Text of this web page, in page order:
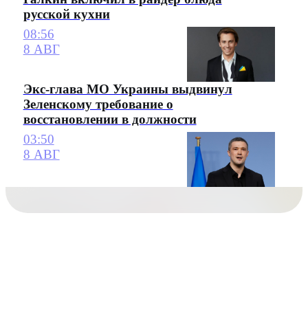
русской кухни
08:56
8 АВГ
Экс-глава МО Украины выдвинул
Зеленскому требование о
восстановлении в должности
03:50
8 АВГ